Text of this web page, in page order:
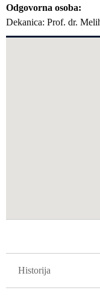
Odgovorna osoba
Dekanica: Prof. dr.
Historija